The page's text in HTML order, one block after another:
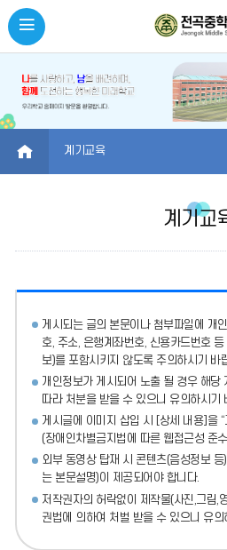
HOME 계기교육
계기교
게시되는 글의 본문이나 첨부파일에
개
호, 주소, 은행계좌번호, 신용카드번호
보)를 포함시키지 않도록 주의하시기 바
개인정보가 게시되어 노출 될 경우 해당
따라 처분을 받을 수 있으니 유의하시기
게시글에 이미지 삽입 시 [상세 내용]을
(장애인차별금지법에 따른 웹접근성 준
외부 동영상 탑재 시 콘텐츠(음성정보
는 본문설명)이 제공되어야 합니다.
저작권자의 허락없이 제작물(사진,그림,
권법에 의하여 처벌 받을 수 있으니 유의